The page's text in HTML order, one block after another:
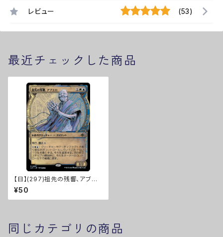
レビュー (53)
最近チェックした商品
【日】(297)祖先の残響、アブエ
ロ/Abuelo, Ancestral Echo
[LCI]※ショーケース
¥50
同じカテゴリの商品